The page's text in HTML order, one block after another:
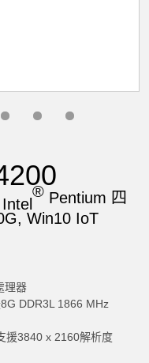
® Pentium 四
Win10 IoT
理器
DDR3L 1866 MHz
援3840 x 2160解析度